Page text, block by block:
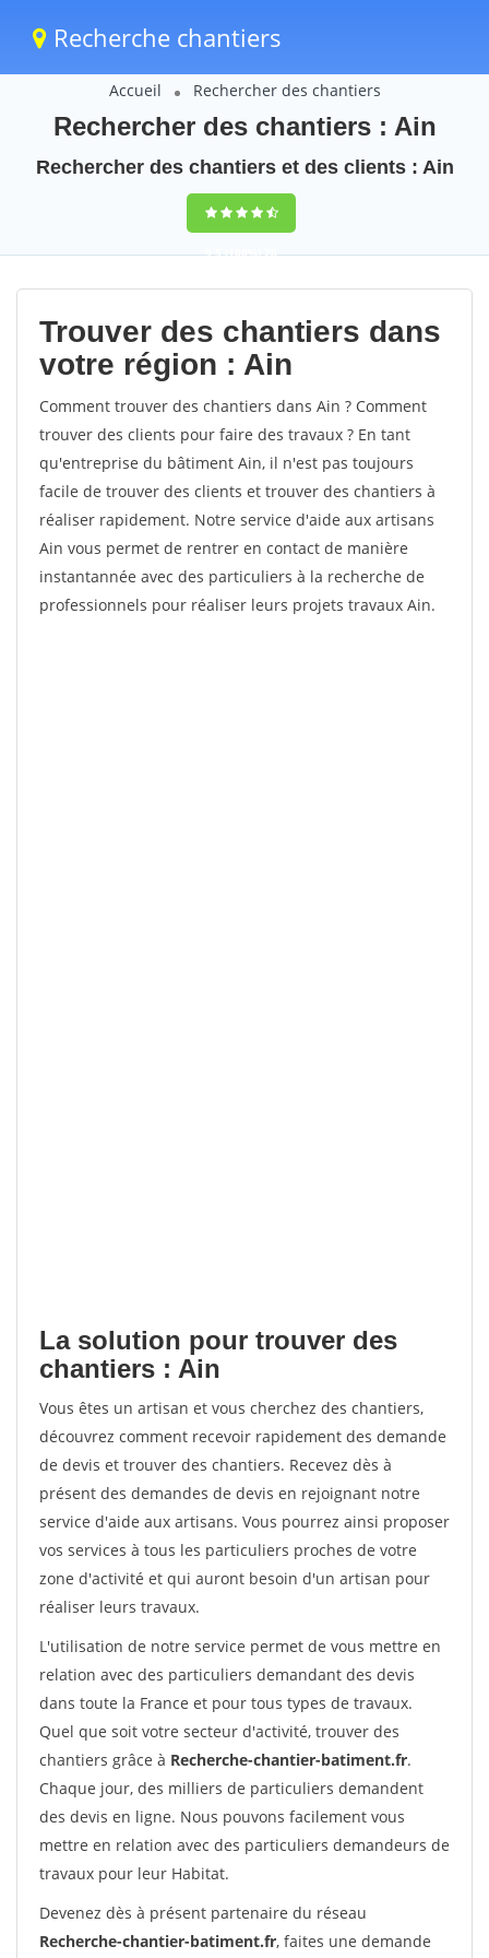
Recherche chantiers
Accueil Rechercher des chantiers
Rechercher des chantiers : Ain
Rechercher des chantiers et des clients : Ain
9,5(100%)28
votes
Trouver des chantiers dans
votre région : Ain
Comment trouver des chantiers dans Ain ? Comment
trouver des clients pour faire des travaux ? En tant
qu'entreprise du bâtiment Ain, il n'est pas toujours
facile de trouver des clients et trouver des chantiers à
réaliser rapidement. Notre service d'aide aux artisans
Ain vous permet de rentrer en contact de manière
instantannée avec des particuliers à la recherche de
professionnels pour réaliser leurs projets travaux Ain.
La solution pour trouver des
chantiers : Ain
Vous êtes un artisan et vous cherchez des chantiers,
découvrez comment recevoir rapidement des demande
de devis et trouver des chantiers. Recevez dès à
présent des demandes de devis en rejoignant notre
service d'aide aux artisans. Vous pourrez ainsi proposer
vos services à tous les particuliers proches de votre
zone d'activité et qui auront besoin d'un artisan pour
réaliser leurs travaux.
L'utilisation de notre service permet de vous mettre en
relation avec des particuliers demandant des devis
dans toute la France et pour tous types de travaux.
Quel que soit votre secteur d'activité, trouver des
chantiers grâce à Recherche-chantier-batiment.fr.
Chaque jour, des milliers de particuliers demandent
des devis en ligne. Nous pouvons facilement vous
mettre en relation avec des particuliers demandeurs de
travaux pour leur Habitat.
Devenez dès à présent partenaire du réseau
Recherche-chantier-batiment.fr, faites une demande